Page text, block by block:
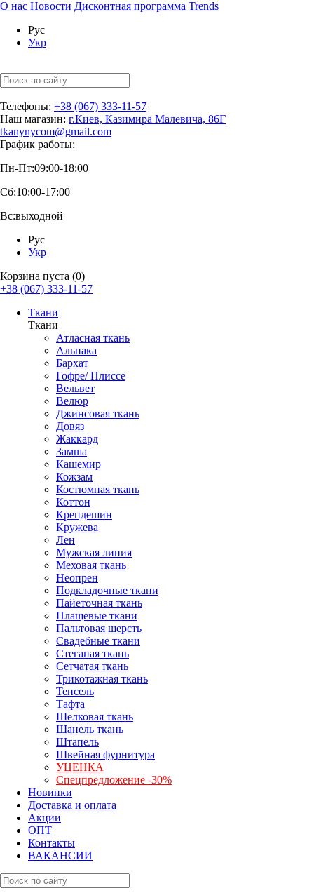
О нас Новости Дисконтная программа Trends
Рус
Укр
Телефоны: +38 (067) 333-11-57
Наш магазин: г.Киев, Казимира Малевича, 86Г
tkanynycom@gmail.com
График работы:
Пн-Пт:09:00-18:00
Сб:10:00-17:00
Вс:выходной
Рус
Укр
Корзина пуста (0)
+38 (067) 333-11-57
Ткани
Ткани
Атласная ткань
Альпака
Бархат
Гофре/ Плиссе
Вельвет
Велюр
Джинсовая ткань
Довяз
Жаккард
Замша
Кашемир
Кожзам
Костюмная ткань
Коттон
Крепдешин
Кружева
Лен
Мужская линия
Меховая ткань
Неопрен
Подкладочные ткани
Пайеточная ткань
Плащевые ткани
Пальтовая шерсть
Свадебные ткани
Стеганая ткань
Сетчатая ткань
Трикотажная ткань
Тенсель
Тафта
Шелковая ткань
Шанель ткань
Штапель
Швейная фурнитура
УЦЕНКА
Спецпредложение -30%
Новинки
Доставка и оплата
Акции
ОПТ
Контакты
ВАКАНСИИ